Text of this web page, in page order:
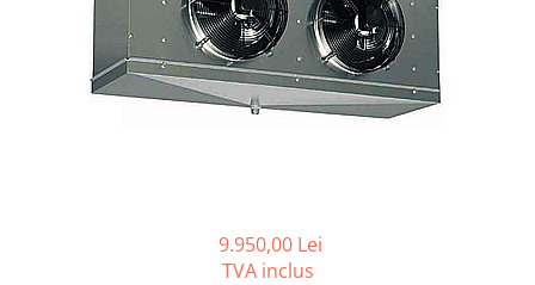
REZISTENTE DIGIVRARE
REZISTENTE SILICONICE
Compresoare Cubigel R134a
Compresoare Cubigel R404a
Compresoare Jiaxipera
VAPORIZATOARE LU-VE
9.950,00 Lei
TVA inclus